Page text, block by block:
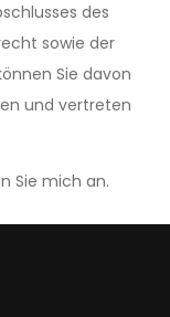
des
sowie der
Sie davon
und vertreten
Sie mich an.